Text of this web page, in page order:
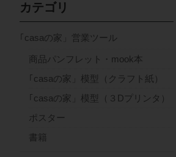
カテゴリ
｢casaの家」営業ツール
商品パンフレット・mook本
｢casaの家」模型（クラフト紙）
｢casaの家」模型（３Dプリンタ）
ポスター
書籍